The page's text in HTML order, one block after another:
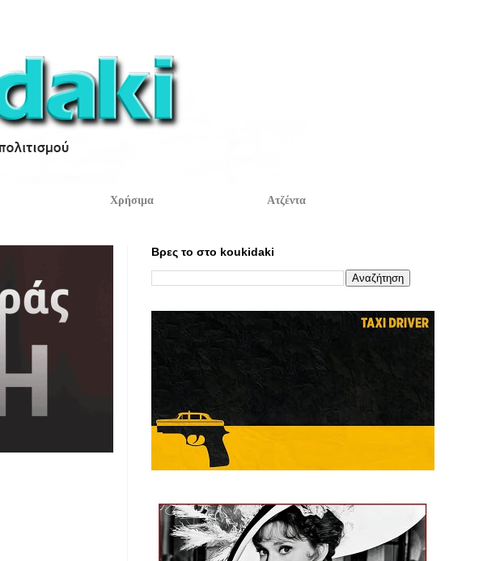
Χρήσιμα Ατζέντα
Βρες το στο koukidaki